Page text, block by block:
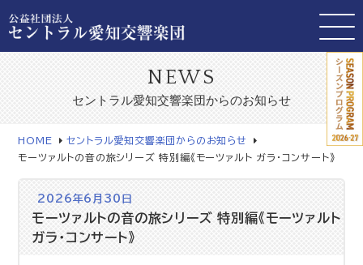
NEWS
セントラル愛知交響楽団からのお知らせ
HOME
セントラル愛知交響楽団からのお知らせ
モーツァルトの音の旅シリーズ 特別編《モーツァルト ガラ・コンサート》
2026年6月30日
モーツァルトの音の旅シリーズ 特別編《モーツァルト
ガラ・コンサート》